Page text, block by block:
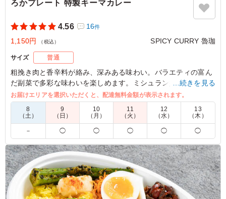
ろかプレート 特製キーマカレー
4.56 16件
1,150円 （税込） SPICY CURRY 魯珈
サイズ 普通
粗挽き肉と香辛料が絡み、深みある味わい。バラエティの富ん
だ副菜で多彩な味わいを楽しめます。ミシュラン掲載店の本格
派として法人向け仕出しに最適。会議やイベントの食事に華を
添える逸品です。
※特定日だけ写真と異なる容器（楕円形の容器）での納品とな
ります。
日付：1/15のみ
5.0 新日本ヘリコプター株式会社
大変美味しく、またお店のカレーと遜色ない味でした。
前々日にも出張先でカレーを食べましたが、全くの別物で
…続きを見る
お届けエリアを選択いただくと、配達無料金額が表示されます。
8
（土）
9
（日）
10
（月）
11
（火）
12
（水）
13
（木）
－ ◯ ◯ ◯ ◯ ◯